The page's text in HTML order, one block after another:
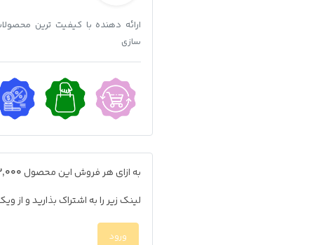
ارائه دهنده با کیفیت ترین
سازی
به ازای هر فروش این محصول32,000
لینک زیر را به اشتراک بذارید و
ورود